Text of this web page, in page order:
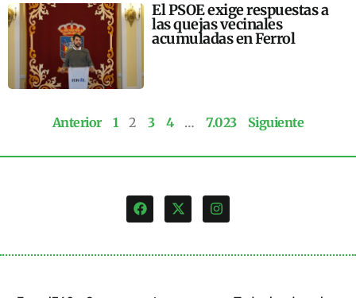
El PSOE exige respuestas a
las quejas vecinales
acumuladas en Ferrol
Anterior 1 2 3 4 … 7.023 Siguiente